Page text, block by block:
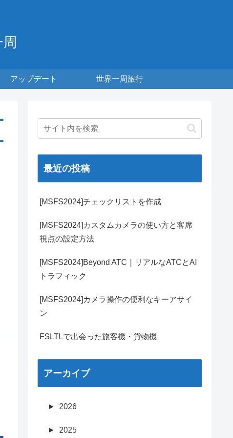
アップデート 世界一周旅行
最近の投稿
[MSFS2024]チェックリストを作成
[MSFS2024]カスタムカメラの使い方と客席
視点の設定方法
[MSFS2024]Beyond ATC｜リアルなATCとAI
トラフィック
[MSFS2024]カメラ操作の便利なキーアサイ
ン
FSLTLで出会った旅客機・貨物機
アーカイブ
► 2026
► 2025